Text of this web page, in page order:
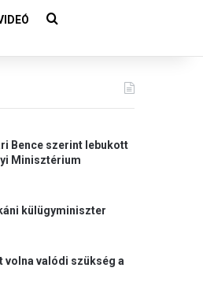
Keresés:
Bence szerint lebukott
Minisztérium
külügyminiszter
volna valódi szükség a